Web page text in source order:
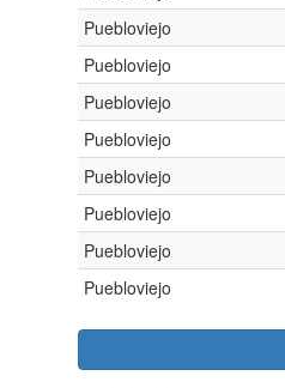
Puebloviejo
Puebloviejo
Puebloviejo
Puebloviejo
Puebloviejo
Puebloviejo
Puebloviejo
Puebloviejo